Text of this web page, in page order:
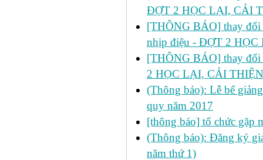
ĐỢT 2 HỌC LẠI, CẢI
[THÔNG BÁO] thay đổi
nhịp điệu - ĐỢT 2
[THÔNG BÁO] thay đổi
2 HỌC LẠI, CẢI
(Thông báo): Lễ bế
quy năm 2017
[thông báo] tổ chức gặp
(Thông báo): Đăng ký
năm thứ 1)